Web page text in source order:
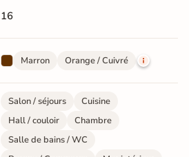
16
Marron Orange / Cuivré
Salon / séjours
Cuisine
Hall / couloir
Chambre
Salle de bains / WC